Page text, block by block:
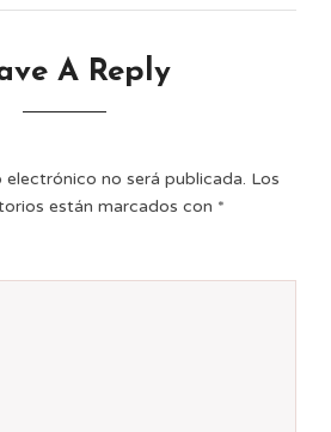
A Reply
no será publicada. Los
están marcados con *